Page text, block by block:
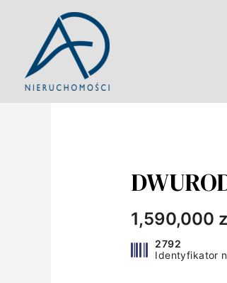
1,590,000
2792
Identyfikator